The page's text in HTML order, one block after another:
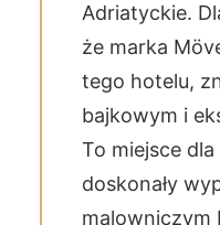
Adriatyckie.
że marka
tego hotelu,
bajkowym i
To miejsce
doskonały
malowniczym